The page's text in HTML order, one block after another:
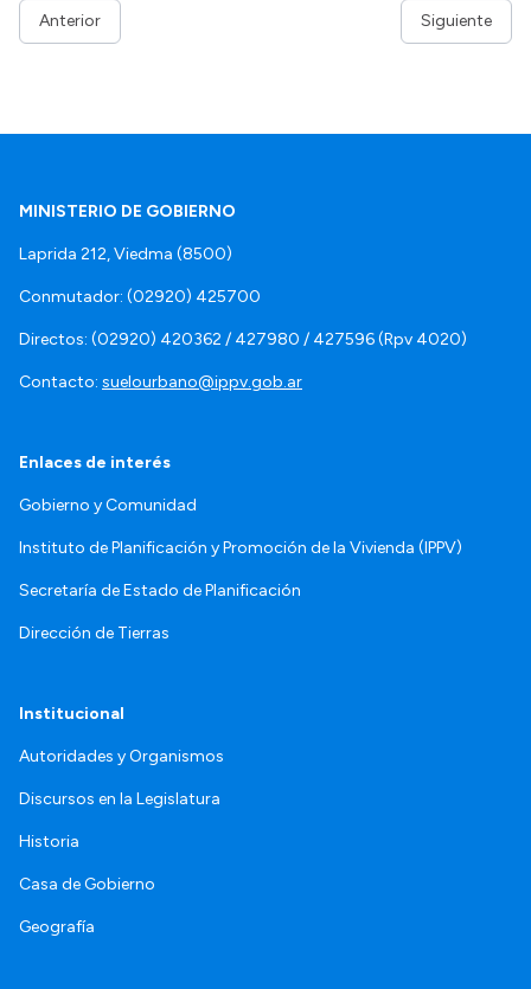
Anterior Siguiente
MINISTERIO DE GOBIERNO
Laprida 212, Viedma (8500)
Conmutador: (02920) 425700
Directos: (02920) 420362 / 427980 / 427596 (Rpv 4020)
Contacto: suelourbano@ippv.gob.ar
Enlaces de interés
Gobierno y Comunidad
Instituto de Planificación y Promoción de la Vivienda (IPPV)
Secretaría de Estado de Planificación
Dirección de Tierras
Institucional
Autoridades y Organismos
Discursos en la Legislatura
Historia
Casa de Gobierno
Geografía